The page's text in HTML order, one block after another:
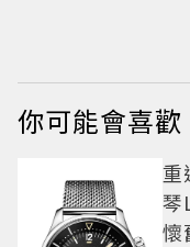
你可能會喜歡
重
琴
懷